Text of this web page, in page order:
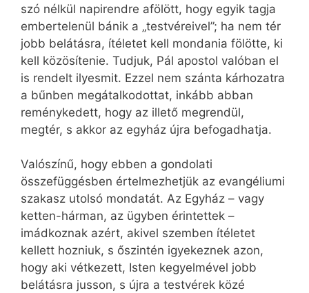
szó nélkül napirendre afölött, hogy egyik tagja
embertelenül bánik a „testvéreivel”; ha nem tér
jobb belátásra, ítéletet kell mondania fölötte, ki
kell közösítenie. Tudjuk, Pál apostol valóban el
is rendelt ilyesmit. Ezzel nem szánta kárhozatra
a bűnben megátalkodottat, inkább abban
reménykedett, hogy az illető megrendül,
megtér, s akkor az egyház újra befogadhatja.
Valószínű, hogy ebben a gondolati
összefüggésben értelmezhetjük az evangéliumi
szakasz utolsó mondatát. Az Egyház – vagy
ketten-hárman, az ügyben érintettek –
imádkoznak azért, akivel szemben ítéletet
kellett hozniuk, s őszintén igyekeznek azon,
hogy aki vétkezett, Isten kegyelmével jobb
belátásra jusson, s újra a testvérek közé